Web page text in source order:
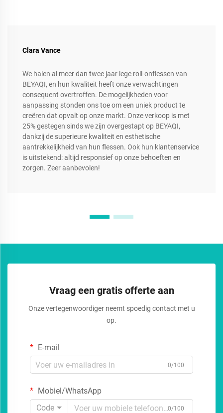
Clara Vance
We halen al meer dan twee jaar lege roll-onflessen van
BEYAQI, en hun kwaliteit heeft onze verwachtingen
consequent overtroffen. De mogelijkheden voor
aanpassing stonden ons toe om een uniek product te
creëren dat opvalt op onze markt. Onze verkoop is met
25% gestegen sinds we zijn overgestapt op BEYAQI,
dankzij de superieure kwaliteit en esthetische
aantrekkelijkheid van hun flessen. Ook hun klantenservice
is uitstekend: altijd responsief op onze behoeften en
zorgen. Zeer aanbevolen!
Vraag een gratis offerte aan
Onze vertegenwoordiger neemt spoedig contact met u
op.
E-mail
0/100
Mobiel/WhatsApp
Code
0/100